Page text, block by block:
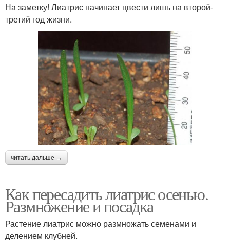
На заметку! Лиатрис начинает цвести лишь на второй-
третий год жизни.
читать дальше →
Как пересадить лиатрис осенью.
Размножение и посадка
Растение лиатрис можно размножать семенами и
делением клубней.